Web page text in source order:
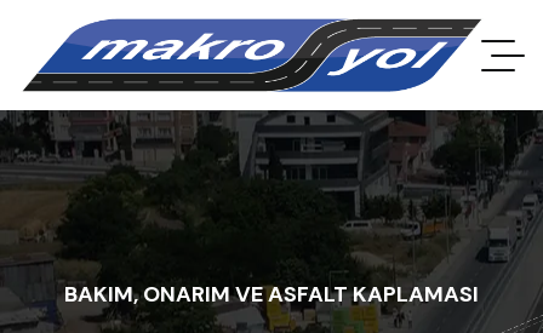
BAKIM, ONARIM VE ASFALT KAPLAMASI